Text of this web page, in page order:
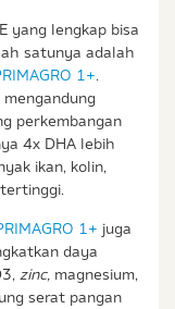
yang lengkap bisa
satunya adalah
1+.
perkembangan
4x DHA lebih
ikan, kolin,
1+ juga
daya
zinc, magnesium,
serat pangan